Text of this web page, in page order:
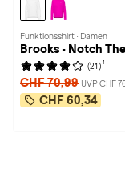
Funktionsshirt · Damen
Brooks · Notch
(21) 1
CHF 70,99 UVP CHF
CHF 60,34